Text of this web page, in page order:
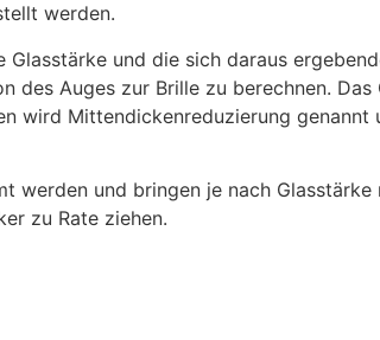
werden.
und die sich daraus
des Auges zur Brille zu berechnen.
wird Mittendickenreduzierung
und bringen je nach
zu Rate ziehen.